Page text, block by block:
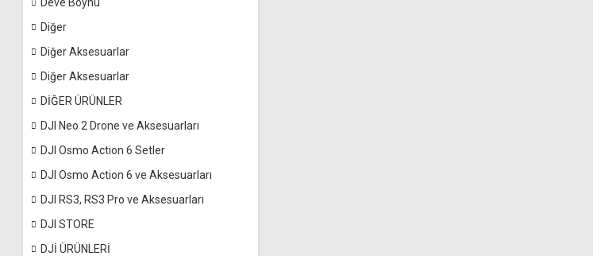
Diğer
Diğer Aksesuarlar
Diğer Aksesuarlar
DİĞER ÜRÜNLER
DJI Neo 2 Drone ve Aksesuarları
DJI Osmo Action 6 Setler
DJI Osmo Action 6 ve Aksesuarları
DJI RS3, RS3 Pro ve Aksesuarları
DJI STORE
DJİ ÜRÜNLERİ